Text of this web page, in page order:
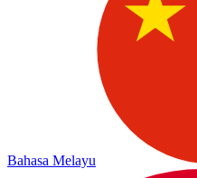
Bahasa Melayu